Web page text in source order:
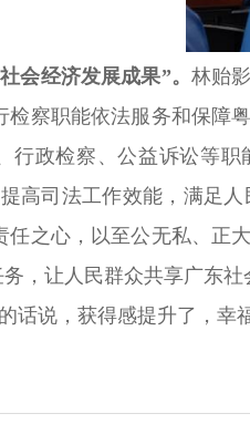
会经济发展成果”。 林贻
检察职能依法服务和保障
行政检察、公益诉讼等
高司法工作效能，满足
任之心，以至公无私、正
务，让人民群众共享广东
说，获得感提升了，幸